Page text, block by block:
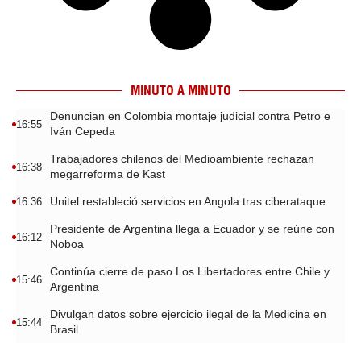
MINUTO A MINUTO
16:55
Denuncian en Colombia montaje judicial contra Petro e
Iván Cepeda
16:38
Trabajadores chilenos del Medioambiente rechazan
megarreforma de Kast
16:36 Unitel restableció servicios en Angola tras ciberataque
16:12
Presidente de Argentina llega a Ecuador y se reúne con
Noboa
15:46
Continúa cierre de paso Los Libertadores entre Chile y
Argentina
15:44
Divulgan datos sobre ejercicio ilegal de la Medicina en
Brasil